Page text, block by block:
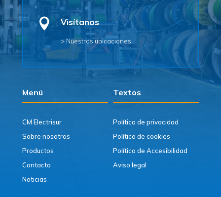
 Visítanos
> Nuestras ubicaciones
Menú Textos
CM Electrisur
Sobre nosotros
Productos
Contacto
Noticias
Política de privacidad
Política de cookies
Política de Accesibilidad
Aviso legal